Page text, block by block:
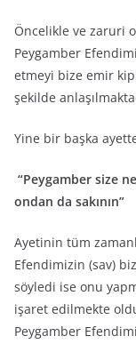
Öncelikle ve zaruri
Peygamber
etmeyi bize emir
şekilde
Yine bir başka
“Peygamber size
ondan da sakının”
Ayetinin tüm
Efendimizin (sav)
söyledi ise onu
işaret edilmekte
Peygamber